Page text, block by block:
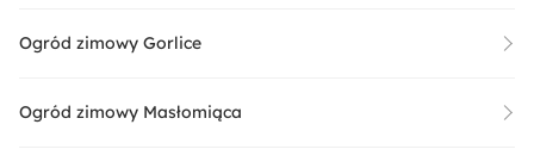
Ogród zimowy Gorlice
Ogród zimowy Masłomiąca